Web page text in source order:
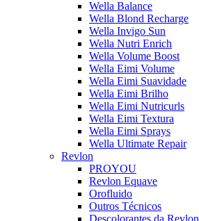
Wella Balance
Wella Blond Recharge
Wella Invigo Sun
Wella Nutri Enrich
Wella Volume Boost
Wella Eimi Volume
Wella Eimi Suavidade
Wella Eimi Brilho
Wella Eimi Nutricurls
Wella Eimi Textura
Wella Eimi Sprays
Wella Ultimate Repair
Revlon
PROYOU
Revlon Equave
Orofluido
Outros Técnicos
Descolorantes da Revlon